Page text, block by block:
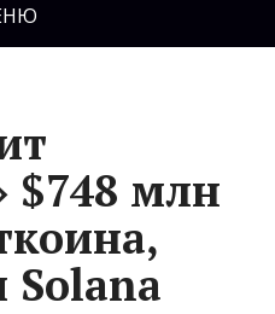
$748 млн
Solana